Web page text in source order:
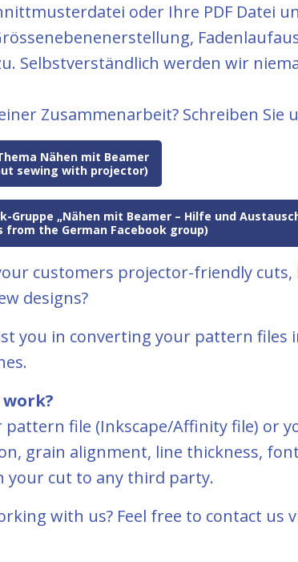
oder Ihre PDF Datei
Selbstverständlich werden wir
Zusammenarbeit? Schreiben Sie
Nähen mit Beamer
sewing with projector)
Gruppe „Nähen mit Beamer – Hilfe und
from the German Facebook group)
customers projector-friendly
designs?
you in converting your pattern files
work?
pattern file (Inkscape/Affinity file) or
grain alignment, line thickness,
your cut to any third party.
with us? Feel free to contact us